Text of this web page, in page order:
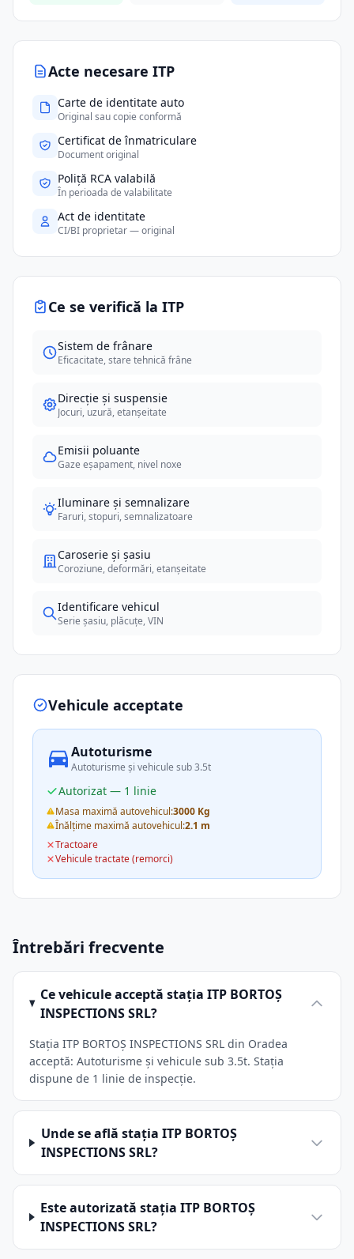
Acte necesare ITP
Carte de identitate auto
Original sau copie conformă
Certificat de înmatriculare
Document original
Poliță RCA valabilă
În perioada de valabilitate
Act de identitate
CI/BI proprietar — original
Ce se verifică la ITP
Sistem de frânare
Eficacitate, stare tehnică frâne
Direcție și suspensie
Jocuri, uzură, etanșeitate
Emisii poluante
Gaze eșapament, nivel noxe
Iluminare și semnalizare
Faruri, stopuri, semnalizatoare
Caroserie și șasiu
Coroziune, deformări, etanșeitate
Identificare vehicul
Serie șasiu, plăcuțe, VIN
Vehicule acceptate
Autoturisme
Autoturisme și vehicule sub 3.5t
Autorizat — 1 linie
Masa maximă autovehicul:3000 Kg
Înălțime maximă autovehicul:2.1 m
Tractoare
Vehicule tractate (remorci)
Întrebări frecvente
Ce vehicule acceptă stația ITP BORTOŞ
INSPECTIONS SRL?
Stația ITP BORTOŞ INSPECTIONS SRL din Oradea
acceptă: Autoturisme și vehicule sub 3.5t. Stația
dispune de 1 linie de inspecție.
Unde se află stația ITP BORTOŞ
INSPECTIONS SRL?
Este autorizată stația ITP BORTOŞ
INSPECTIONS SRL?